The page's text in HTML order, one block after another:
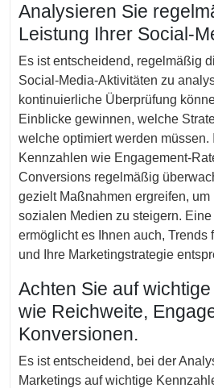
Analysieren Sie
Leistung Ihrer Social-
Es ist entscheidend, regelmäßig
Social-Media-Aktivitäten zu
kontinuierliche Überprüfung
Einblicke gewinnen, welche
welche optimiert werden müssen.
Kennzahlen wie Engagement-
Conversions regelmäßig
gezielt Maßnahmen ergreifen, um
sozialen Medien zu steigern.
ermöglicht es Ihnen auch, Trends
und Ihre Marketingstrategie
Achten Sie auf
wie Reichweite,
Konversionen.
Es ist entscheidend, bei der
Marketings auf wichtige